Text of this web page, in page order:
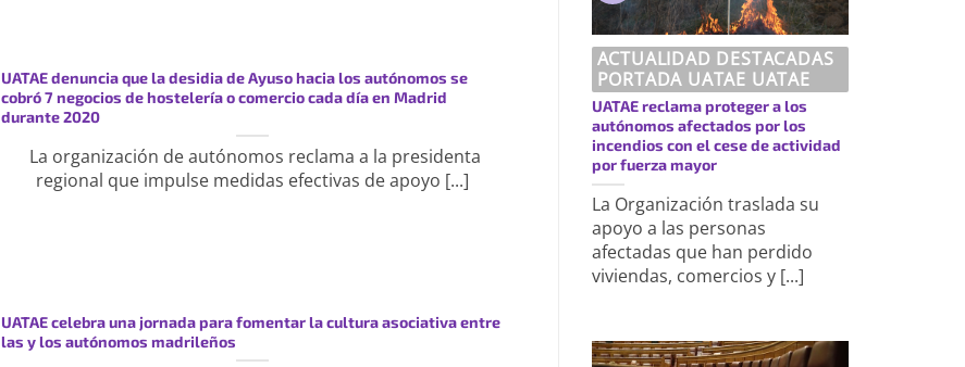
UATAE denuncia que la desidia de Ayuso hacia los autónomos se
cobró 7 negocios de hostelería o comercio cada día en Madrid
durante 2020
La organización de autónomos reclama a la presidenta
regional que impulse medidas efectivas de apoyo [...]
UATAE celebra una jornada para fomentar la cultura asociativa entre
las y los autónomos madrileños
ACTUALIDAD DESTACADAS
PORTADA UATAE UATAE
UATAE reclama proteger a los
autónomos afectados por los
incendios con el cese de actividad
por fuerza mayor
La Organización traslada su
apoyo a las personas
afectadas que han perdido
viviendas, comercios y [...]